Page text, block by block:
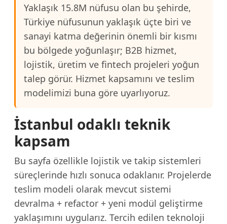
Yaklaşık 15.8M nüfusu olan bu şehirde,
Türkiye nüfusunun yaklaşık üçte biri ve
sanayi katma değerinin önemli bir kısmı
bu bölgede yoğunlaşır; B2B hizmet,
lojistik, üretim ve fintech projeleri yoğun
talep görür. Hizmet kapsamını ve teslim
modelimizi buna göre uyarlıyoruz.
İstanbul odaklı teknik
kapsam
Bu sayfa özellikle lojistik ve takip sistemleri
süreçlerinde hızlı sonuca odaklanır. Projelerde
teslim modeli olarak mevcut sistemi
devralma + refactor + yeni modül geliştirme
yaklaşımını uygularız. Tercih edilen teknoloji